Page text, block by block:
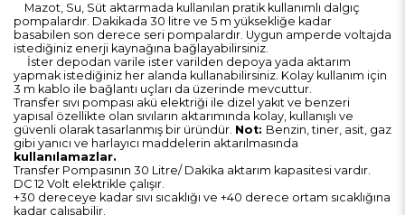
Mazot, Su, Süt aktarmada kullanılan pratik kullanımlı dalgıç
pompalardır. Dakikada 30 litre ve 5 m yüksekliğe kadar
basabilen son derece seri pompalardır. Uygun amperde voltajda
istediğiniz enerji kaynağına bağlayabilirsiniz.
İster depodan varile ister varilden depoya yada aktarım
yapmak istediğiniz her alanda kullanabilirsiniz. Kolay kullanım için
3 m kablo ile bağlantı uçları da üzerinde mevcuttur.
Transfer sıvı pompası akü elektriği ile dizel yakıt ve benzeri
yapısal özellikte olan sıvıların aktarımında kolay, kullanışlı ve
güvenli olarak tasarlanmış bir üründür. Not: Benzin, tiner, asit, gaz
gibi yanıcı ve harlayıcı maddelerin aktarılmasında
kullanılamazlar.
Transfer Pompasının 30 Litre/ Dakika aktarım kapasitesi vardır.
DC 12 Volt elektrikle çalışır.
+30 dereceye kadar sıvı sıcaklığı ve +40 derece ortam sıcaklığına
kadar çalışabilir.